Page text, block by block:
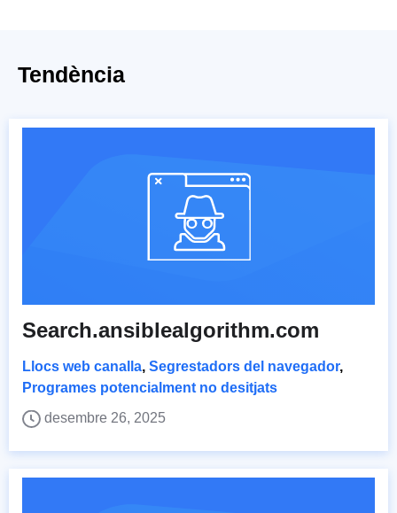
Tendència
Search.ansiblealgorithm.com
Llocs web canalla, Segrestadors del navegador,
Programes potencialment no desitjats
desembre 26, 2025